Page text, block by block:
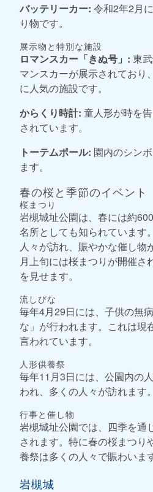
バッテリーカー: 令和2年2月
り物です。
展示物と特別な施設
ロマンスカー「きぬ号」: 東
マンスカーが展示されており
に人気の施設です。
からくり時計: 童人形が時を
されています。
トーテムポール: 園内のシン
ます。
春の桜と季節のイベント
桜まつり
岩槻城址公園は、春には約
名所としても知られています
人々が訪れ、賑やかな催し物
月上旬には桜まつりが開催さ
を見せます。
流しびな
毎年4月29日には、子供の無
な」が行われます。これは現
言われています。
人形供養祭
毎年11月3日には、公園内の
われ、多くの人々が訪れます。
行事と催し物
岩槻城址公園では、四季を通
されます。特に春の桜まつり
養祭は多くの人々で賑わいます
岩槻城